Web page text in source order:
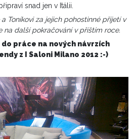
snad jen v Itálii.
Toníkovi za jejich pohostinné přijetí v
na další pokračování v příštím roce.
do práce na nových návrzích
z I Saloni Milano 2012 :-)